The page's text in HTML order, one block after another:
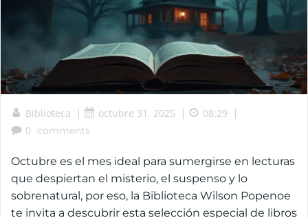
Biblioteca | octubre 31, 2025 | 08:29
|
0
comments
Octubre es el mes ideal para sumergirse en lecturas
que despiertan el misterio, el suspenso y lo
sobrenatural, por eso, la Biblioteca Wilson Popenoe
te invita a descubrir esta selección especial de libros